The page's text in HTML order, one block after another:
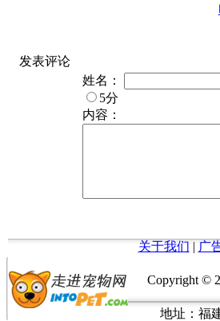
发表评论
姓名：
5分
内容：
关于我们 | 广
Copyright ©
地址：福